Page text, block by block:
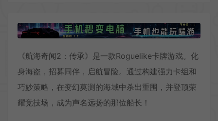
《航海奇闻2：传承》是一款Roguelike卡牌游戏。化
身海盗，招募同伴，启航冒险。通过构建强力卡组和
巧妙策略，在变幻莫测的海域中杀出重围，并登顶荣
耀竞技场，成为声名远扬的那位船长！